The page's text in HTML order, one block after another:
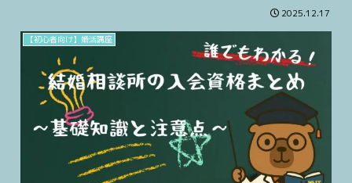
2025.12.17
【初心者向け】婚活講座